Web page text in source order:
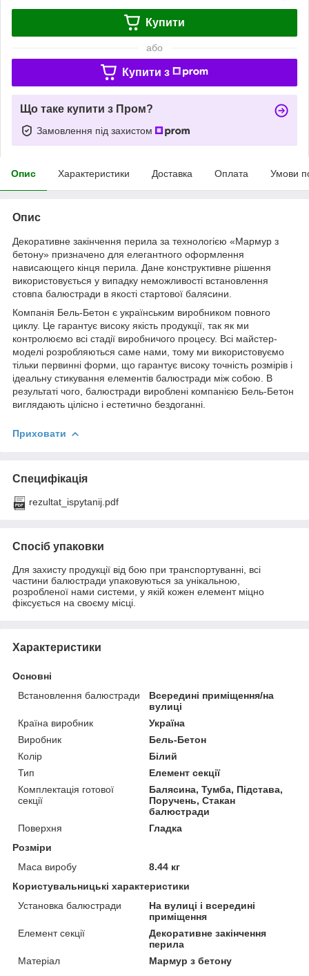
Купити
або
Купити з
Що таке купити з Пром?
Замовлення під захистом
Опис Характеристики Доставка Оплата Умови
Опис
Декоративне закінчення перила за технологією «Мармур з
бетону» призначено для елегантного оформлення
нависающего кінця перила. Дане конструктивне рішення
використовується у випадку неможливості встановлення
стовпа балюстради в якості стартової балясини.
Компанія Бель-Бетон є українським виробником повного
циклу. Це гарантує високу якість продукції, так як ми
контролюємо всі стадії виробничого процесу. Всі майстер-
моделі розробляються саме нами, тому ми використовуємо
тільки первинні форми, що гарантує високу точність розмірів і
ідеальну стикування елементів балюстради між собою. В
результаті чого, балюстради вироблені компанією Бель-Бетон
виглядають цілісно і естетично бездоганні.
Приховати
Специфікація
rezultat_ispytanij.pdf
Спосіб упаковки
Для захисту продукції від бою при транспортуванні, всі
частини балюстради упаковуються за унікальною,
розробленої нами системи, у якій кожен елемент міцно
фіксується на своєму місці.
Характеристики
Основні
Встановлення балюстради
Всередині приміщення/на
вулиці
Країна виробник
Україна
Виробник
Бель-Бетон
Колір
Білий
Тип
Елемент секції
Комплектація готової
секції
Балясина, Тумба, Підстава,
Поручень, Стакан
балюстради
Поверхня
Гладка
Розміри
Маса виробу
8.44 кг
Користувальницькі характеристики
Установка балюстради
На вулиці і всередині
приміщення
Елемент секції
Декоративне закінчення
перила
Матеріал
Мармур з бетону